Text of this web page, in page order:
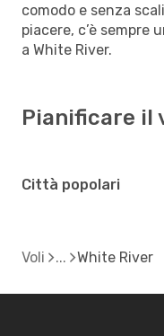
comodo e senza
piacere, c’è sempre
a White River.
Pianificare il
Città popolari
Voli White River